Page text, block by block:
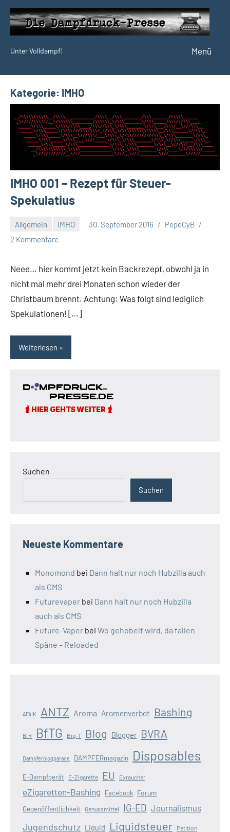
Zum
Inhalt
springen
Dampfdruck-
Presse
Unter Volldampf! Menü
Kategorie: IMHO
IMHO 001 – Rezept für Steuer-
Spekulatius
Allgemein IMHO 30. September 2016
PepeCyB
2 Kommentare
Neee… hier kommt jetzt kein Backrezept, obwohl ja in
nicht mal mehr drei Monaten schon wieder der
Christbaum brennt. Achtung: Was folgt sind lediglich
Spekulationen! […]
Weiterlesen
Suchen
Suchen
Neueste Kommentare
Monomond bei Dann halt nur noch Hubzilla auch
als CMS
Futurevaper bei Dann halt nur noch Hubzilla
auch als CMS
Future-Vaper bei Wo gehobelt wird, da fallen
Späne – Reloaded
AFAIK ANTZ Aroma Aromenverbot Bashing
BfR BfTG Big-T Blog Blogger BVRA
Dampferblogparade DAMPFERmagazin Disposables
E-Dampfgerät E-Zigarette EU Exraucher
eZigaretten-Bashing Facebook Forum
Gegenöffentlichkeit Genussmittel IG-ED Journalismus
Jugendschutz Liquid Liquidsteuer Petition